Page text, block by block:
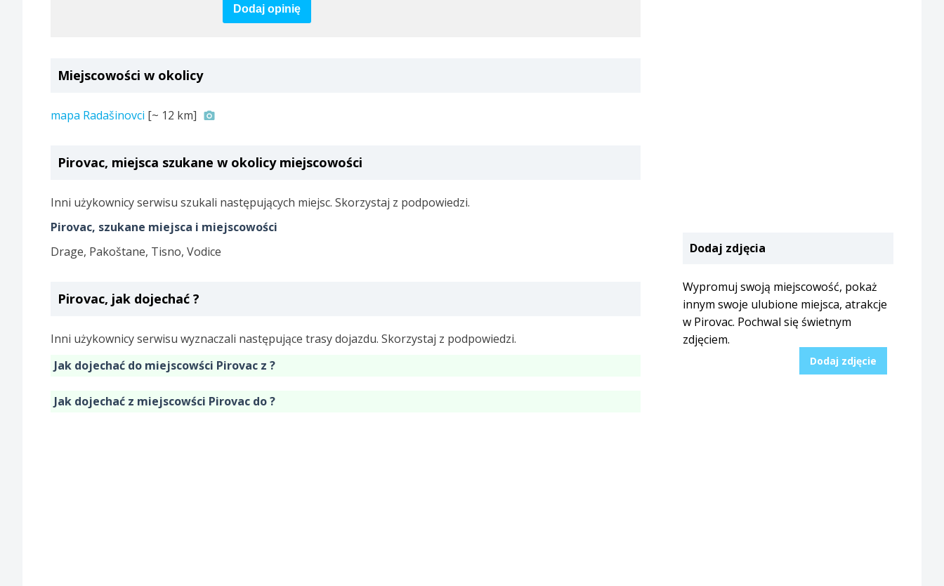
Dodaj opinię
Miejscowości w okolicy
mapa Radašinovci [~ 12 km]
Pirovac, miejsca szukane w okolicy miejscowości
Inni użykownicy serwisu szukali następujących miejsc. Skorzystaj z podpowiedzi.
Pirovac, szukane miejsca i miejscowości
Drage, Pakoštane, Tisno, Vodice
Pirovac, jak dojechać ?
Inni użykownicy serwisu wyznaczali następujące trasy dojazdu. Skorzystaj z podpowiedzi.
Jak dojechać do miejscowści Pirovac z ?
Jak dojechać z miejscowści Pirovac do ?
Dodaj zdjęcia
Wypromuj swoją miejscowość, pokaż
innym swoje ulubione miejsca, atrakcje
w Pirovac. Pochwal się świetnym
zdjęciem.
Dodaj zdjęcie